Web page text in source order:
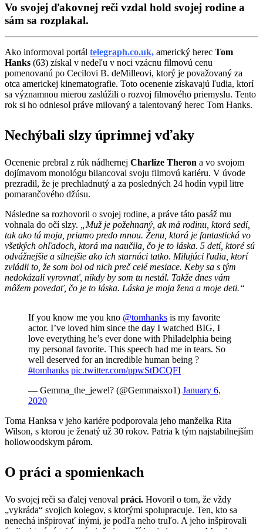
Vo svojej ďakovnej reči vzdal hold svojej rodine a
sám sa rozplakal.
Ako informoval portál telegraph.co.uk, americký herec Tom
Hanks (63) získal v nedeľu v noci vzácnu filmovú cenu
pomenovanú po Cecilovi B. deMilleovi, ktorý je považovaný za
otca americkej kinematografie. Toto ocenenie získavajú ľudia, ktorí
sa významnou mierou zaslúžili o rozvoj filmového priemyslu. Tento
rok si ho odniesol práve milovaný a talentovaný herec Tom Hanks.
Nechýbali slzy úprimnej vďaky
Ocenenie prebral z rúk nádhernej Charlize Theron a vo svojom
dojímavom monológu bilancoval svoju filmovú kariéru. V úvode
prezradil, že je prechladnutý a za posledných 24 hodín vypil litre
pomarančového džúsu.
Následne sa rozhovoril o svojej rodine, a práve táto pasáž mu
vohnala do očí slzy.
„Muž je požehnaný, ak má rodinu, ktorá sedí,
tak ako tá moja, priamo predo mnou. Ženu, ktorá je fantastická vo
všetkých ohľadoch, ktorá ma naučila, čo je to láska. 5 detí, ktoré sú
odvážnejšie a silnejšie ako ich starnúci tatko. Milujúci ľudia, ktorí
zvládli to, že som bol od nich preč celé mesiace. Keby sa s tým
nedokázali vyrovnať, nikdy by som tu nestál. Takže dnes vám
môžem povedať, čo je to láska. Láska je moja žena a moje deti.“
If you know me you kno @tomhanks is my favorite
actor. I’ve loved him since the day I watched BIG, I
love everything he’s ever done with Philadelphia being
my personal favorite. This speech had me in tears. So
well deserved for an incredible human being ?
#tomhanks pic.twitter.com/ppwStDCQFI
— Gemma_the_jewel? (@Gemmaisxo1) January 6,
2020
Toma Hanksa v jeho kariére podporovala jeho manželka Rita
Wilson, s ktorou je ženatý už 30 rokov. Patria k tým najstabilnejším
hollowoodskym párom.
O práci a spomienkach
Vo svojej reči sa ďalej venoval práci. Hovoril o tom, že vždy
„vykráda“ svojich kolegov, s ktorými spolupracuje. Ten, kto sa
nenechá inšpirovať inými, je podľa neho truľo. A jeho inšpirovali